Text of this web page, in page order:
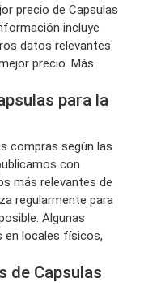
precio de Capsulas
incluye
datos relevantes
precio. Más
para la
compras según las
con
más relevantes de
regularmente para
Algunas
en locales físicos,
de Capsulas